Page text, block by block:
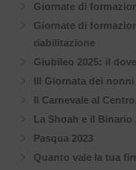
Giornate di
Giornate di
riabilitazione
Giubileo 2025: il
III Giornata dei
Il Carnevale al
La Shoah e il
Pasqua 2023
Quanto vale la tua